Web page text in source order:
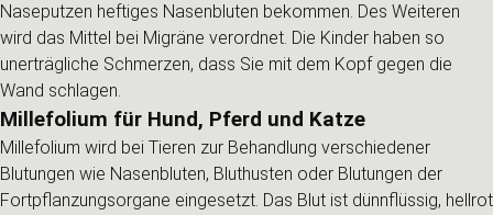
Naseputzen heftiges Nasenbluten bekommen. Des Weiteren
wird das Mittel bei Migräne verordnet. Die Kinder haben so
unerträgliche Schmerzen, dass Sie mit dem Kopf gegen die
Wand schlagen.
Millefolium für Hund, Pferd und Katze
Millefolium wird bei Tieren zur Behandlung verschiedener
Blutungen wie Nasenbluten, Bluthusten oder Blutungen der
Fortpflanzungsorgane eingesetzt. Das Blut ist dünnflüssig, hellrot